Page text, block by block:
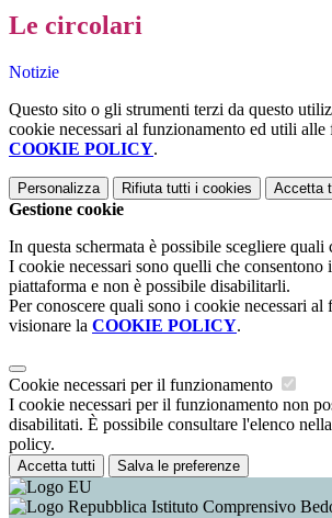
Le circolari
Notizie
Questo sito o gli strumenti terzi da questo
cookie necessari al funzionamento ed utili
COOKIE POLICY.
Personalizza Rifiuta tutti i cookies Accetta
Gestione cookie
In questa schermata è possibile scegliere quali
I cookie necessari sono quelli che consentono
piattaforma e non è possibile disabilitarli.
Per conoscere quali sono i cookie necessari al
visionare la COOKIE POLICY.
Cookie necessari per il funzionamento
I cookie necessari per il funzionamento non
disabilitati. È possibile consultare l'elenco
policy.
Accetta tutti Salva le preferenze
Istituto Comprensivo